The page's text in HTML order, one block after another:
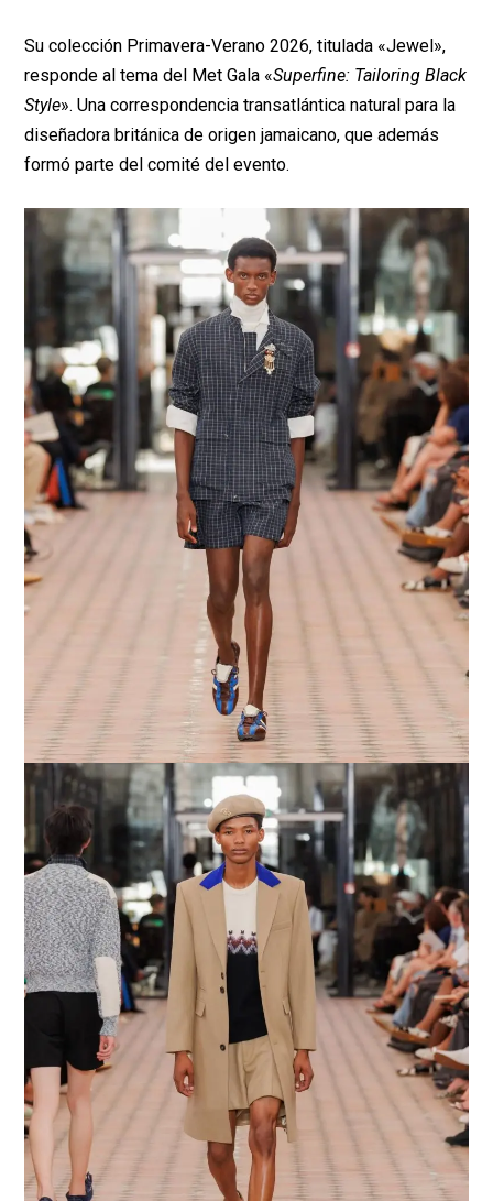
Su colección Primavera-Verano 2026, titulada «Jewel»,
responde al tema del Met Gala «Superfine: Tailoring Black
Style». Una correspondencia transatlántica natural para la
diseñadora británica de origen jamaicano, que además
formó parte del comité del evento.